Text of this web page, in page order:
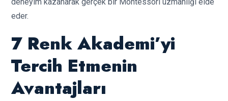
eder.
7 Renk Akademi’yi
Tercih Etmenin
Avantajları